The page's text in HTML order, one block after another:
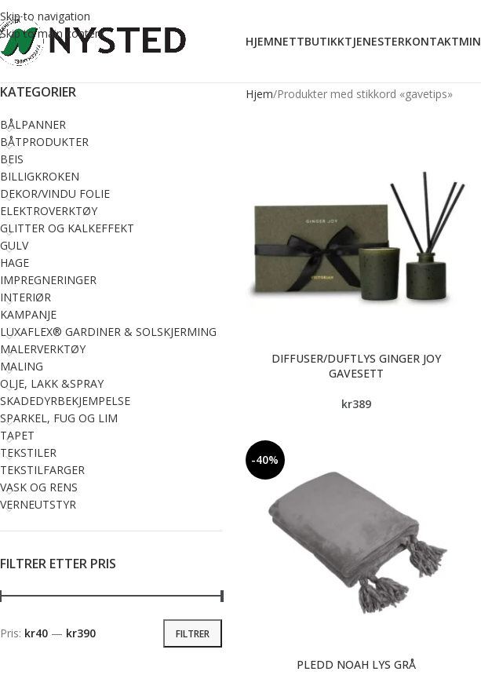
Skip to navigation
Skip to main content
HJEMNETTBUTIKKTJENESTERKONTAKT
KATEGORIER
BÅLPANNER
BÅTPRODUKTER
BEIS
BILLIGKROKEN
DEKOR/VINDU FOLIE
ELEKTROVERKTØY
GLITTER OG KALKEFFEKT
GULV
HAGE
IMPREGNERINGER
INTERIØR
KAMPANJE
LUXAFLEX® GARDINER & SOLSKJERMING
MALERVERKTØY
MALING
OLJE, LAKK &SPRAY
SKADEDYRBEKJEMPELSE
SPARKEL, FUG OG LIM
TAPET
TEKSTILER
TEKSTILFARGER
VASK OG RENS
VERNEUTSTYR
FILTRER ETTER PRIS
FILTRER
Pris: kr40 — kr390
Hjem Produkter med stikkord «gavetips»
DIFFUSER/DUFTLYS GINGER JOY
GAVESETT
kr389
-40%
PLEDD NOAH LYS GRÅ